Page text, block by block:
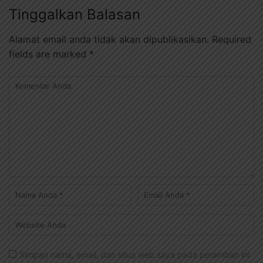
Tinggalkan Balasan
Alamat email anda tidak akan dipublikasikan. Required
fields are marked *
Simpan nama, email, dan situs web saya pada peramban ini